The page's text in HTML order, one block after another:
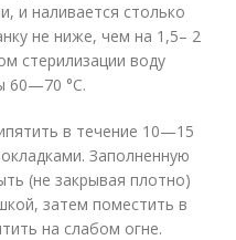
и наливается столько
не ниже, чем на 1,5– 2
стерилизации воду
60—70 °С.
в течение 10—15
Заполненную
(не закрывая плотно)
затем поместить в
на слабом огне.